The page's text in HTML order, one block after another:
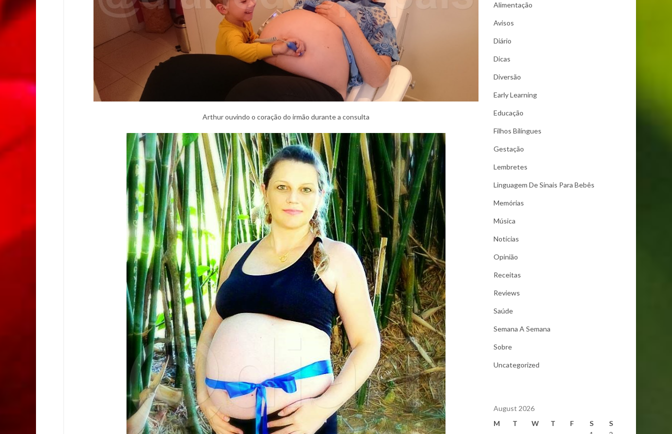
Arthur ouvindo o coração do irmão durante a consulta
Alimentação
Avisos
Diário
Dicas
Diversão
Early Learning
Educação
Filhos Bilíngues
Gestação
Lembretes
Linguagem De Sinais Para Bebês
Memórias
Música
Notícias
Opinião
Receitas
Reviews
Saúde
Semana A Semana
Sobre
Uncategorized
August 2026
M
T W T F S
S